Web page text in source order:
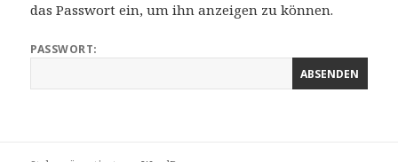
das Passwort ein, um ihn anzeigen zu können.
PASSWORT: